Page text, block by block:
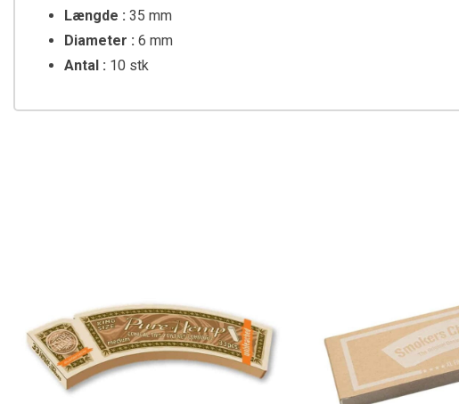
Længde : 35 mm
Diameter : 6 mm
Antal : 10 stk